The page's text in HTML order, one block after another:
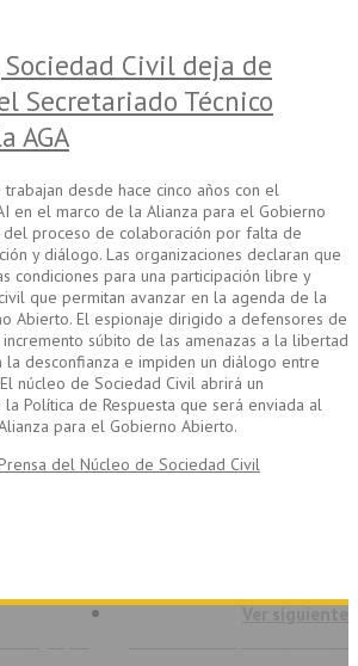
Sociedad Civil deja de
Secretariado Técnico
AGA
desde hace cinco años con el
en el marco de la Alianza para el Gobierno
proceso de colaboración por falta de
y diálogo. Las organizaciones declaran que
condiciones para una participación libre y
que permitan avanzar en la agenda de la
Abierto. El espionaje dirigido a defensores de
súbito de las amenazas a la libertad
la desconfianza e impiden un diálogo entre
núcleo de Sociedad Civil abrirá un
Política de Respuesta que será enviada al
para el Gobierno Abierto.
del Núcleo de Sociedad Civil